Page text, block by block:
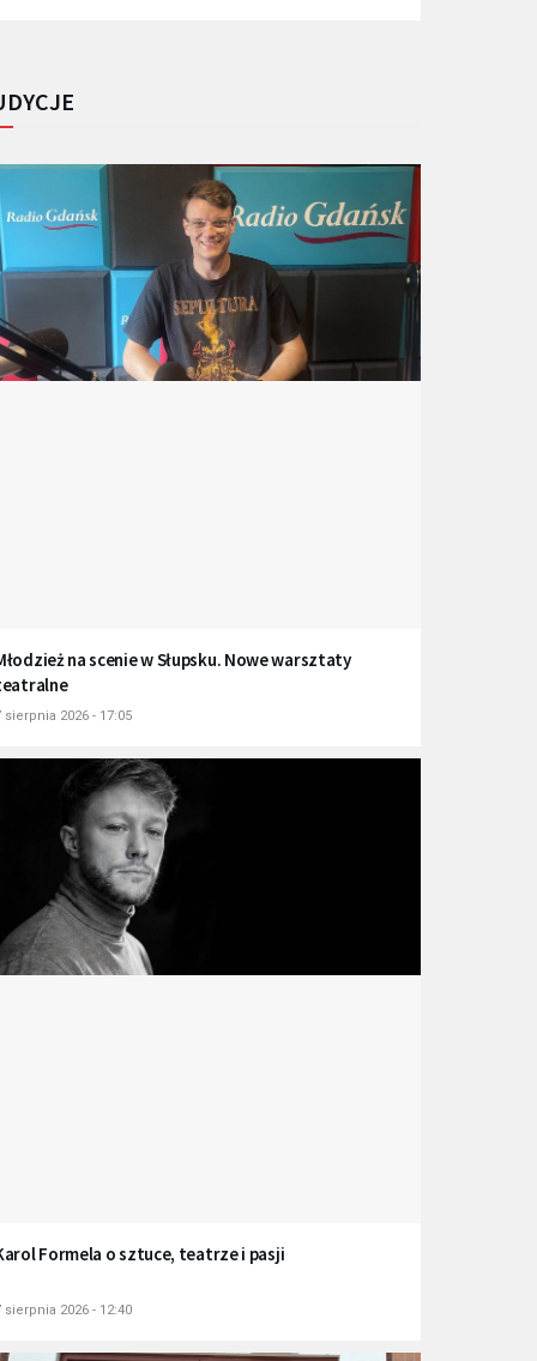
na scenie w Słupsku. Nowe warsztaty
sierpnia 2026 - 17:05
Formela o sztuce, teatrze i pasji
sierpnia 2026 - 12:40